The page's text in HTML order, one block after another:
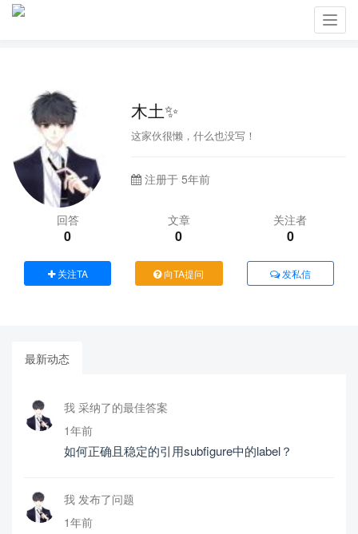
木土✨
这家伙很懒，什么也没写！
注册于 5年前
回答
0
文章
0
关注者
0
关注TA 向TA提问 发私信
最新动态
我 采纳了的最佳答案
1年前
如何正确且稳定的引用subfigure中的label？
我 发布了问题
1年前